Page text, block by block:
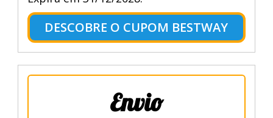
DESCOBRE O CUPOM BESTWAY
Envio